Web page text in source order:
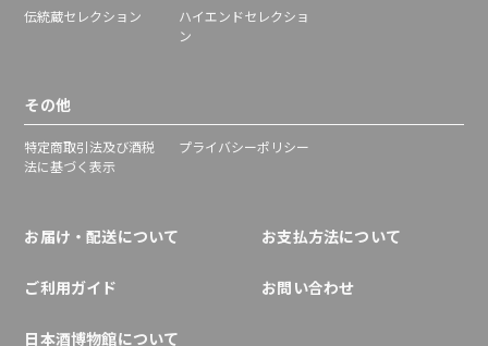
伝統蔵セレクション
ハイエンドセレクショ
ン
その他
特定商取引法及び酒税
法に基づく表示
プライバシーポリシー
お届け・配送について お支払方法について
ご利用ガイド お問い合わせ
日本酒博物館について